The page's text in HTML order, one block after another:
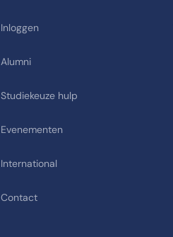
Inloggen
Alumni
Studiekeuze hulp
Evenementen
International
Contact